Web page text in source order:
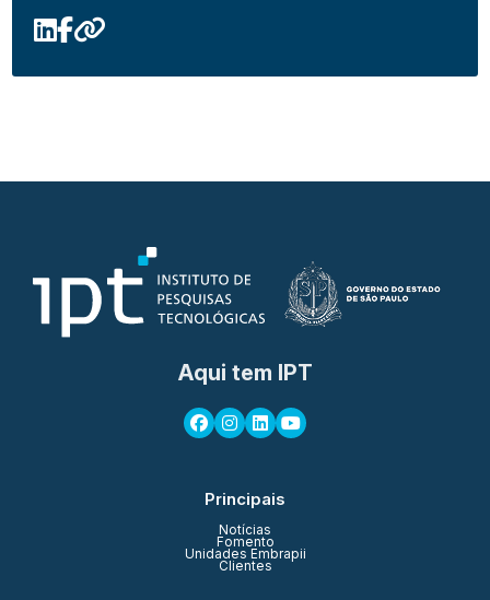
Aqui tem IPT
Principais
Notícias
Fomento
Unidades Embrapii
Clientes